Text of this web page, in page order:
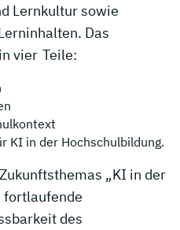
Lernkultur sowie
Das
vier Teile:
KI in der Hochschulbildung.
„KI in der
fortlaufende
des